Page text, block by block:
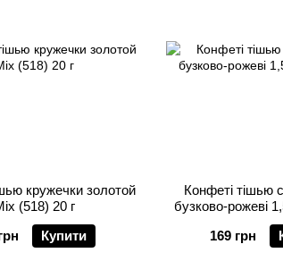
кружечки золотой
(518) 20 г
Купити
Конфеті тішью
бузково-рожеві
169 грн